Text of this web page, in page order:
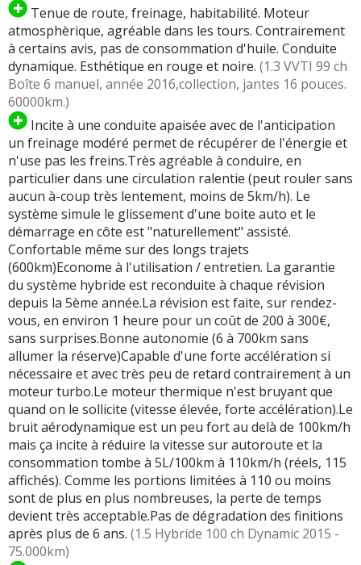
Tenue de route, freinage, habitabilité. Moteur
atmosphèrique, agréable dans les tours. Contrairement
à certains avis, pas de consommation d'huile. Conduite
dynamique. Esthétique en rouge et noire. (1.3 VVTI 99 ch
Boîte 6 manuel, année 2016,collection, jantes 16 pouces.
60000km.)
Incite à une conduite apaisée avec de l'anticipation
un freinage modéré permet de récupérer de l'énergie et
n'use pas les freins.Très agréable à conduire, en
particulier dans une circulation ralentie (peut rouler sans
aucun à-coup très lentement, moins de 5km/h). Le
système simule le glissement d'une boite auto et le
démarrage en côte est "naturellement" assisté.
Confortable même sur des longs trajets
(600km)Econome à l'utilisation / entretien. La garantie
du système hybride est reconduite à chaque révision
depuis la 5ème année.La révision est faite, sur rendez-
vous, en environ 1 heure pour un coût de 200 à 300€,
sans surprises.Bonne autonomie (6 à 700km sans
allumer la réserve)Capable d'une forte accélération si
nécessaire et avec très peu de retard contrairement à un
moteur turbo.Le moteur thermique n'est bruyant que
quand on le sollicite (vitesse élevée, forte accélération).Le
bruit aérodynamique est un peu fort au delà de 100km/h
mais ça incite à réduire la vitesse sur autoroute et la
consommation tombe à 5L/100km à 110km/h (réels, 115
affichés). Comme les portions limitées à 110 ou moins
sont de plus en plus nombreuses, la perte de temps
devient très acceptable.Pas de dégradation des finitions
après plus de 6 ans. (1.5 Hybride 100 ch Dynamic 2015 -
75.000km)